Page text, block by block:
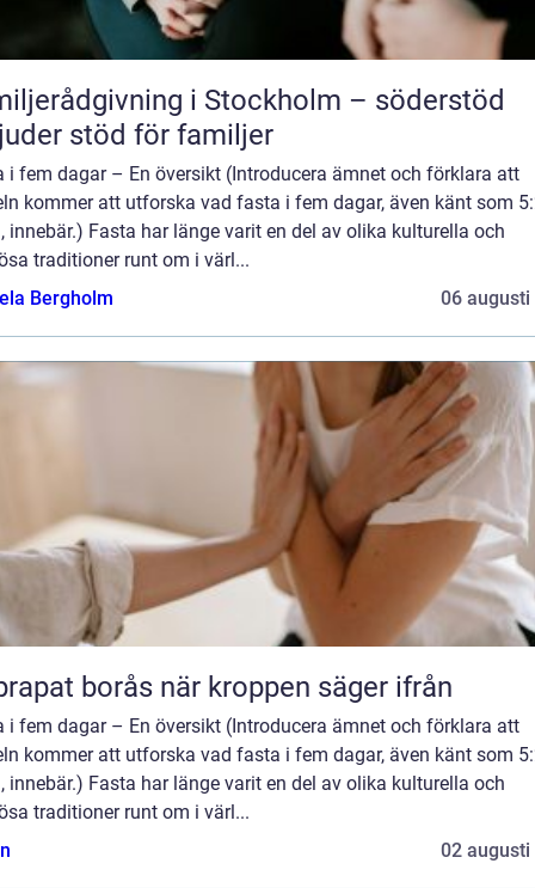
i Stockholm – söderstöd
stöd för familjer
i fem dagar – En översikt (Introducera ämnet och förklara att
kommer att utforska vad fasta i fem dagar, även känt som
innebär.) Fasta har länge varit en del av olika kulturella och
traditioner runt om i värl...
Bergholm
06 augusti
Naprapat borås när kroppen säger ifrån
i fem dagar – En översikt (Introducera ämnet och förklara att
kommer att utforska vad fasta i fem dagar, även känt som
innebär.) Fasta har länge varit en del av olika kulturella och
traditioner runt om i värl...
02 augusti